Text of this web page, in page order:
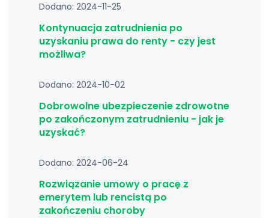
Dodano: 2024-11-25
Kontynuacja zatrudnienia po
uzyskaniu prawa do renty - czy jest
możliwa?
Dodano: 2024-10-02
Dobrowolne ubezpieczenie zdrowotne
po zakończonym zatrudnieniu - jak je
uzyskać?
Dodano: 2024-06-24
Rozwiązanie umowy o pracę z
emerytem lub rencistą po
zakończeniu choroby